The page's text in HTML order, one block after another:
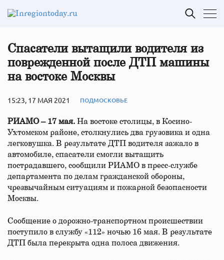
Спасатели вытащили водителя из
поврежденной после ДТП машины
на востоке Москвы
15:23, 17 МАЯ 2021 ПОДМОСКОВЬЕ
РИАМО – 17 мая. На востоке столицы, в Косино-
Ухтомском районе, столкнулись два грузовика и одна
легковушка. В результате ДТП водителя зажало в
автомобиле, спасатели смогли вытащить
пострадавшего, сообщили РИАМО в пресс-службе
департамента по делам гражданской обороны,
чрезвычайным ситуациям и пожарной безопасности
Москвы.
Сообщение о дорожно-транспортном происшествии
поступило в службу «112» ночью 16 мая. В результате
ДТП была перекрыта одна полоса движения.